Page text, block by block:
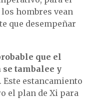
hombres vean
que desempeñar
que el
tambalee y
. Este estancamiento
el plan de Xi para